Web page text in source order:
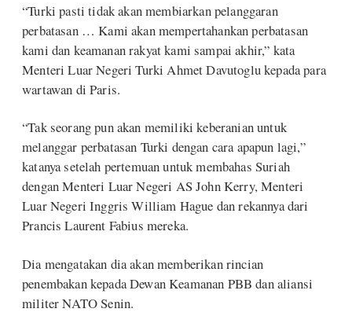
“Turki pasti tidak akan membiarkan pelanggaran
perbatasan … Kami akan mempertahankan perbatasan
kami dan keamanan rakyat kami sampai akhir,” kata
Menteri Luar Negeri Turki Ahmet Davutoglu kepada para
wartawan di Paris.
“Tak seorang pun akan memiliki keberanian untuk
melanggar perbatasan Turki dengan cara apapun lagi,”
katanya setelah pertemuan untuk membahas Suriah
dengan Menteri Luar Negeri AS John Kerry, Menteri
Luar Negeri Inggris William Hague dan rekannya dari
Prancis Laurent Fabius mereka.
Dia mengatakan dia akan memberikan rincian
penembakan kepada Dewan Keamanan PBB dan aliansi
militer NATO Senin.